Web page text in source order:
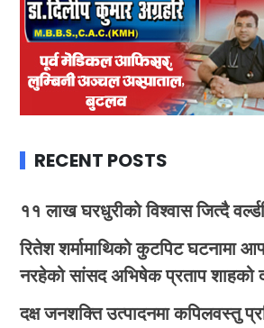
RECENT POSTS
११ लाख घरधुरीको विश्वास जित्दै
रितेश शर्मामाथिको कुटपिट घटनामा
नरहेको सांसद अभिषेक प्रताप शाहको
दक्ष जनशक्ति उत्पादनमा कपिलवस्तु